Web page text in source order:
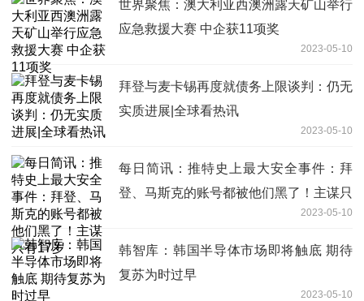
世界聚焦：澳大利亚西澳洲露天矿山举行
应急救援大赛 中企获11项奖
2023-05-10
拜登与麦卡锡再度就债务上限谈判：仍无
实质进展|全球看热讯
2023-05-10
每日简讯：推特史上最大安全事件：拜
登、马斯克的账号都被他们黑了！主谋只
2023-05-10
韩智库：韩国半导体市场即将触底 期待
复苏为时过早
2023-05-10